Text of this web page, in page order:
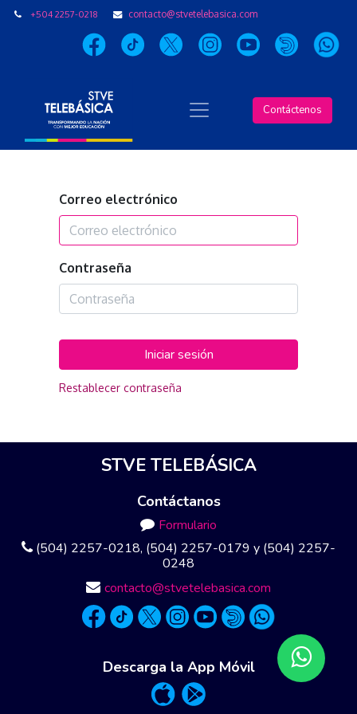
+504 2257-0218 contacto@stvetelebasica.com
Contáctenos
Correo electrónico
Contraseña
Iniciar sesión
Restablecer contraseña
STVE TELEBÁSICA
Contáctanos
Formulario
(504) 2257-0218, (504) 2257-0179 y (504) 2257-
0248
contacto@stvetelebasica.com
Descarga la App Móvil